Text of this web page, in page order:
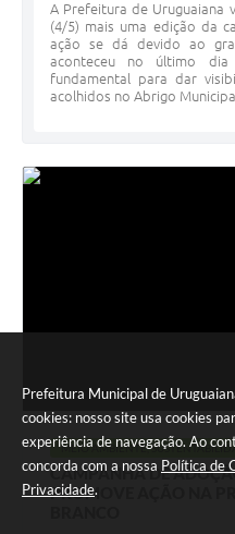
Prefeitura Municipal de
cookies: nosso site usa cookies
experiência de navegação. Ao
concorda com a nossa Política de
Privacidade.
A Prefeitura de Uruguaiana
(4/5) mais uma edição da
ação se dá devido ao
aconteceu no último
fundamental para dar
acolhidos no Abrigo
MEIO AMBIENTE,
CAMPANHA DE
PROMOVE AÇÃO NA